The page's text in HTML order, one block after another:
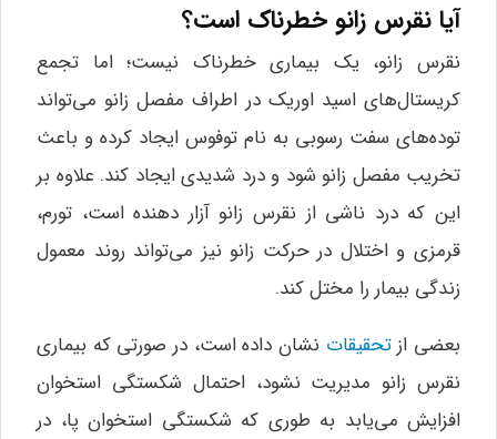
آیا نقرس زانو خطرناک است؟
نقرس زانو، یک بیماری خطرناک نیست؛ اما تجمع
کریستال‌های اسید اوریک در اطراف مفصل زانو می‌تواند
توده‌های سفت رسوبی به نام توفوس ایجاد کرده و باعث
تخریب مفصل زانو شود و درد شدیدی ایجاد کند. علاوه بر
این که درد ناشی از نقرس زانو آزار دهنده است، تورم،
قرمزی و اختلال در حرکت زانو نیز می‌تواند روند معمول
زندگی بیمار را مختل کند.
بعضی ازتحقیقات نشان داده است، در صورتی که بیماری
نقرس زانو مدیریت نشود، احتمال شکستگی استخوان
افزایش می‌یابد به طوری که شکستگی استخوان پا، در